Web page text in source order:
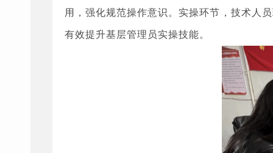
用，强化规范操作意识。实操环节，技术人
有效提升基层管理员实操技能。